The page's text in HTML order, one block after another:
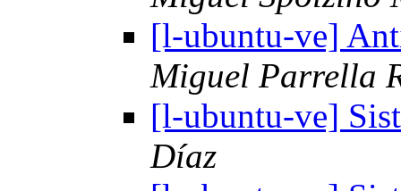
[l-ubuntu-ve]
Miguel Parrella
[l-ubuntu-ve]
Díaz